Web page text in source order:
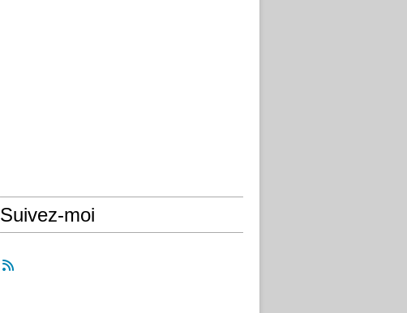
Suivez-moi